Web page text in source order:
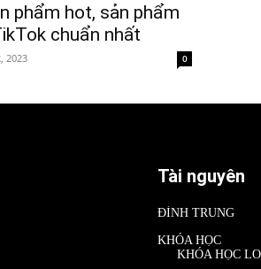
phẩm hot, sản phẩm
chuẩn nhất
2023 0
Tài nguyên
ĐÌNH TRUNG
KHÓA HỌC
KHÓA HỌC